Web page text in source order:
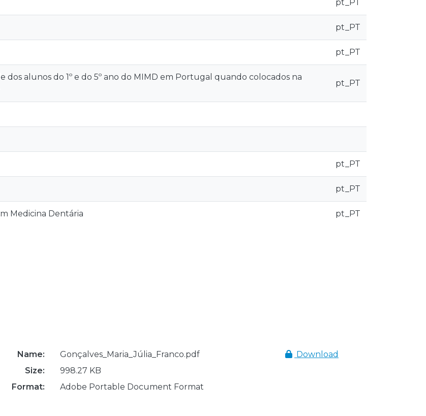
pt_PT
pt_PT
pt_PT
dos alunos do 1º e do 5º ano do MIMD em Portugal quando colocados na
pt_PT
pt_PT
pt_PT
Medicina Dentária pt_PT
Name:
Gonçalves_Maria_Júlia_Franco.pdf
Size:
998.27 KB
Format:
Adobe Portable Document Format
Download